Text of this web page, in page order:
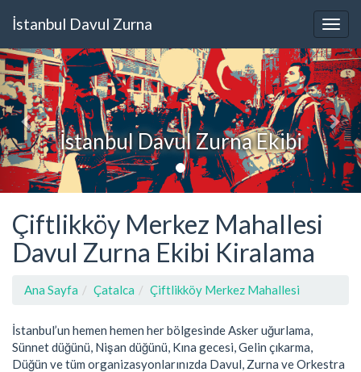
İstanbul Davul Zurna
İstanbul Davul Zurna Ekibi
Çiftlikköy Merkez Mahallesi
Davul Zurna Ekibi Kiralama
Ana Sayfa Çatalca Çiftlikköy Merkez Mahallesi
İstanbul’un hemen hemen her bölgesinde Asker uğurlama,
Sünnet düğünü, Nişan düğünü, Kına gecesi, Gelin çıkarma,
Düğün ve tüm organizasyonlarınızda Davul, Zurna ve Orkestra